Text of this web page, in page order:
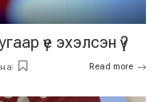
үе эхэлсэн үү?
Read more